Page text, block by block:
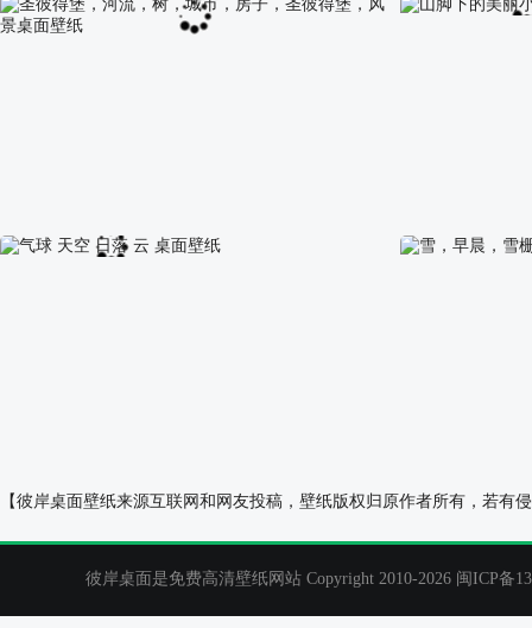
圣彼得堡，河流，树，城市，房子，圣彼得堡，风 山脚下的美丽
【彼岸桌面壁纸来源互联网和网友投稿，壁纸版权归原作者所有，若
彼岸桌面是免费高清壁纸网站 Copyright 2010-2026 闽ICP备